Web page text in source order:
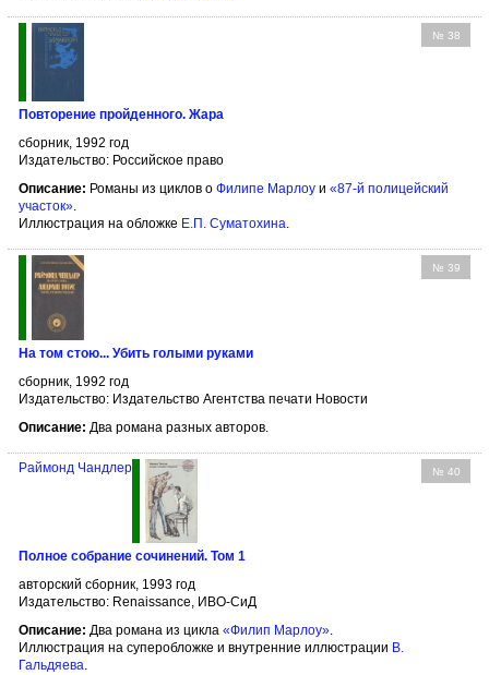
№ 38
Повторение пройденного. Жара
сборник, 1992 год
Издательство: Российское право
Описание: Романы из циклов о Филипе Марлоу и «87-й полицейский
участок».
Иллюстрация на обложке Е.П. Суматохина.
№ 39
На том стою... Убить голыми руками
сборник, 1992 год
Издательство: Издательство Агентства печати Новости
Описание: Два романа разных авторов.
№ 40
Раймонд Чандлер
Полное собрание сочинений. Том 1
авторский сборник, 1993 год
Издательство: Renaissance, ИВО-СиД
Описание: Два романа из цикла «Филип Марлоу».
Иллюстрация на суперобложке и внутренние иллюстрации В.
Гальдяева.